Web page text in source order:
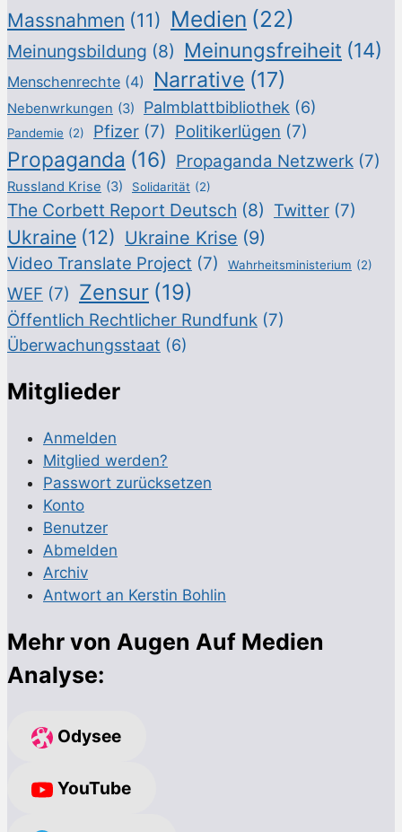
Massnahmen (11) Medien (22)
Meinungsbildung (8) Meinungsfreiheit (14)
Menschenrechte (4) Narrative (17)
Nebenwrkungen (3) Palmblattbibliothek (6)
Pandemie (2) Pfizer (7) Politikerlügen (7)
Propaganda (16) Propaganda Netzwerk (7)
Russland Krise (3) Solidarität (2)
The Corbett Report Deutsch (8) Twitter (7)
Ukraine (12) Ukraine Krise (9)
Video Translate Project (7) Wahrheitsministerium (2)
WEF (7) Zensur (19)
Öffentlich Rechtlicher Rundfunk (7)
Überwachungsstaat (6)
Mitglieder
Anmelden
Mitglied werden?
Passwort zurücksetzen
Konto
Benutzer
Abmelden
Archiv
Antwort an Kerstin Bohlin
Mehr von Augen Auf Medien
Analyse:
Odysee
YouTube